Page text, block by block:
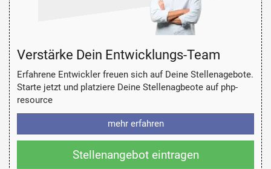
Verstärke Dein Entwicklungs-Team
Erfahrene Entwickler freuen sich auf Deine Stellenagebote.
Starte jetzt und platziere Deine Stellenagbeote auf php-
resource
mehr erfahren
Stellenangebot eintragen